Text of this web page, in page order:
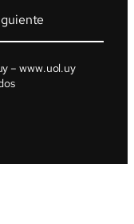
– www.uol.uy